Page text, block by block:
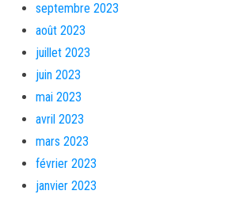
septembre 2023
août 2023
juillet 2023
juin 2023
mai 2023
avril 2023
mars 2023
février 2023
janvier 2023